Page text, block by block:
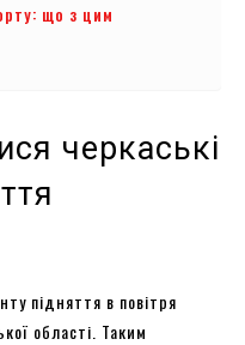
що з цим
черкаські
підняття в повітря
області. Таким